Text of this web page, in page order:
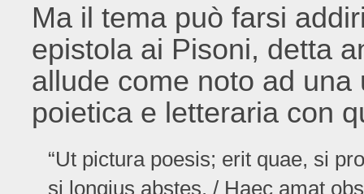
Ma il tema può farsi
epistola ai Pisoni, detta
allude come noto ad una
poietica e letteraria con
“Ut pictura poesis; erit quae, si
si longius abstes. / Haec amat